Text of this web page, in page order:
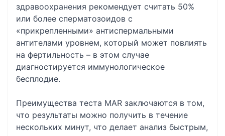
здравоохранения рекомендует считать 50%
или более сперматозоидов с
«прикрепленными» антиспермальными
антителами уровнем, который может повлиять
на фертильность – в этом случае
диагностируется иммунологическое
бесплодие.
Преимущества теста MAR заключаются в том,
что результаты можно получить в течение
нескольких минут, что делает анализ быстрым,